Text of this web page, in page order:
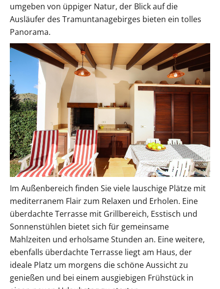
umgeben von üppiger Natur, der Blick auf die
Ausläufer des Tramuntanagebirges bieten ein tolles
Panorama.
Im Außenbereich finden Sie viele lauschige Plätze mit
mediterranem Flair zum Relaxen und Erholen. Eine
überdachte Terrasse mit Grillbereich, Esstisch und
Sonnenstühlen bietet sich für gemeinsame
Mahlzeiten und erholsame Stunden an. Eine weitere,
ebenfalls überdachte Terrasse liegt am Haus, der
ideale Platz um morgens die schöne Aussicht zu
genießen und bei einem ausgiebigen Frühstück in